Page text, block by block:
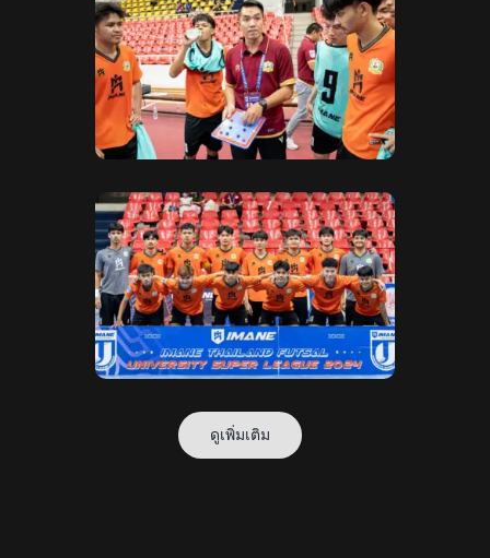
ดูเพิ่มเติม